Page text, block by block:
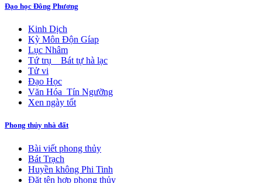
Đạo học Đông Phương
Kinh Dịch
Kỳ Môn Độn Gíap
Lục Nhâm
Tứ trụ _ Bát tự hà lạc
Tử vi
Đạo Học
Văn Hóa_Tín Ngưỡng
Xen ngày tốt
Phong thủy nhà đất
Bài viết phong thủy
Bát Trạch
Huyền không Phi Tinh
Đặt tên hợp phong thủy